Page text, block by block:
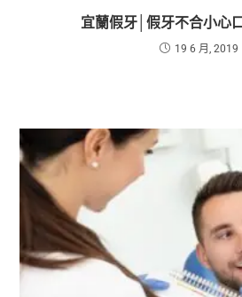
宜蘭假牙│假牙不合小心
19 6 月, 2019